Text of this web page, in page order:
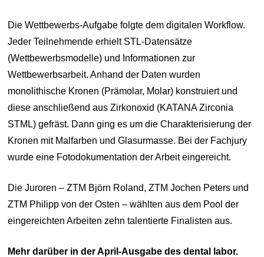
Die Wettbewerbs-Aufgabe folgte dem digitalen Workflow.
Jeder Teilnehmende erhielt STL-Datensätze
(Wettbewerbsmodelle) und Informationen zur
Wettbewerbsarbeit. Anhand der Daten wurden
monolithische Kronen (Prämolar, Molar) konstruiert und
diese anschließend aus Zirkonoxid (KATANA Zirconia
STML) gefräst. Dann ging es um die Charakterisierung der
Kronen mit Malfarben und Glasurmasse. Bei der Fachjury
wurde eine Fotodokumentation der Arbeit eingereicht.
Die Juroren – ZTM Björn Roland, ZTM Jochen Peters und
ZTM Philipp von der Osten – wählten aus dem Pool der
eingereichten Arbeiten zehn talentierte Finalisten aus.
Mehr darüber in der April-Ausgabe des dental labor.